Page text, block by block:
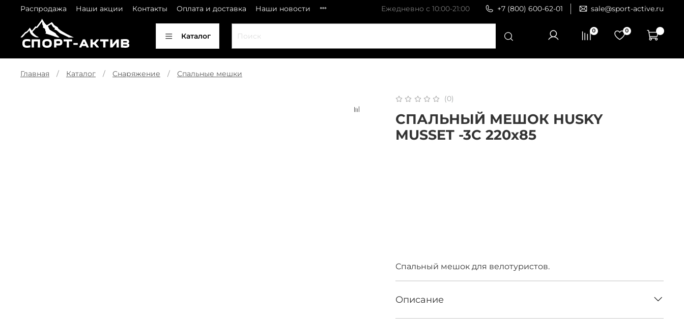
Распродажа Наши акции Контакты Оплата и доставка Наши новости Ежедневно с 10:00-21:00 +7 (800) 600-62-01 sale@sport-active.ru
Каталог
0 0
Главная Каталог Снаряжение Спальные мешки
(0)
СПАЛЬНЫЙ МЕШОК HUSKY
MUSSET -3С 220х85
Спальный мешок для велотуристов.
Описание